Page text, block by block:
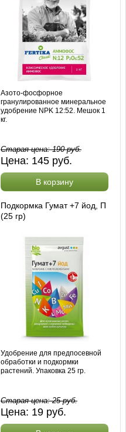
Азото-фосфорное
гранулированное минеральное
удобрение NPK 12:52. Мешок 1
кг.
Старая цена:190руб.
Цена: 145 руб.
В корзину
Подкормка Гумат +7 йод, П
(25 гр)
Удобрение для предпосевной
обработки и подкормки
растений. Упаковка 25 гр.
Старая цена:25руб.
Цена: 19 руб.